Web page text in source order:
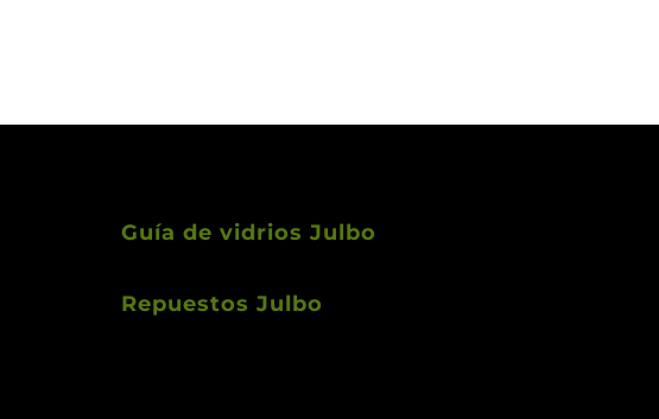
Guía de vidrios Julbo
Repuestos Julbo